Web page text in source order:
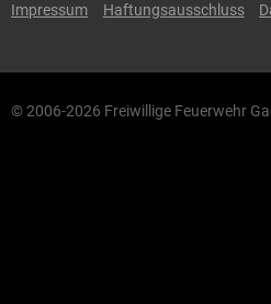
Impressum Haftungsausschluss
© 2006-2026 Freiwillige Feuerwehr